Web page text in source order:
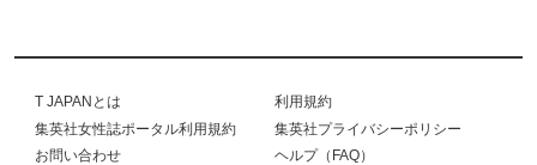
T JAPANとは
利用規約
集英社女性誌ポータル利用規約
集英社プライバシーポリシー
お問い合わせ
ヘルプ（FAQ）